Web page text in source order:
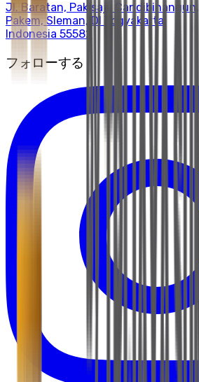
Jl. Baratan, Pakisaji, Candibinangun,
Pakem, Sleman, DI Yogyakarta,
Indonesia 55582
フォローする